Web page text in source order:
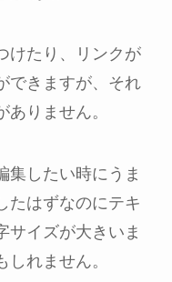
けたり、リンクが
できますが、それ
りません。
集したい時にうま
たはずなのにテキ
サイズが大きいま
れません。